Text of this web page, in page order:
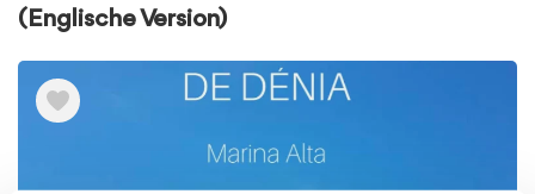
(Englische Version)